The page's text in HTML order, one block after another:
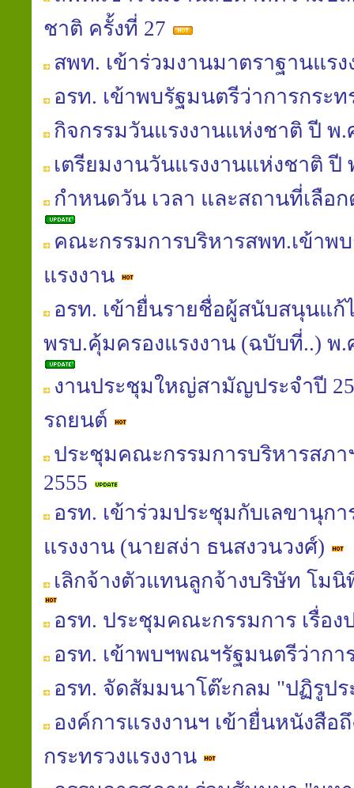
ชาติ ครั้งที่ 27
สพท. เข้าร่วมงานมาตราฐานแร
อรท. เข้าพบรัฐมนตรีว่าการกระท
กิจกรรมวันแรงงานแห่งชาติ ปี พ.
เตรียมงานวันแรงงานแห่งชาติ ปี
กำหนดวัน เวลา และสถานที่เลือ
คณะกรรมการบริหารสพท.เข้าพ
แรงงาน
อรท. เข้ายื่นรายชื่อผู้สนับสนุนแก้
พรบ.คุ้มครองแรงงาน (ฉบับที่..) พ.
งานประชุมใหญ่สามัญประจำปี
รถยนต์
ประชุมคณะกรรมการบริหารสภา
2555
อรท. เข้าร่วมประชุมกับเลขานุก
แรงงาน (นายสง่า ธนสงวนวงศ์)
เลิกจ้างตัวแทนลูกจ้างบริษัท โม
อรท. ประชุมคณะกรรมการ เรื่อ
อรท. เข้าพบฯพณฯรัฐมนตรีว่ากา
อรท. จัดสัมมนาโต๊ะกลม "ปฏิรูป
องค์การแรงงานฯ เข้ายื่นหนังสือ
กระทรวงแรงงาน